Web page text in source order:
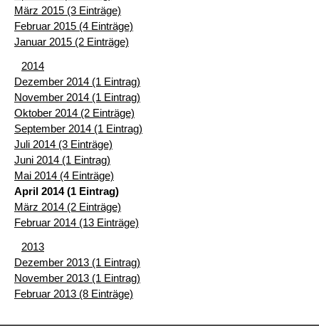
März 2015 (3 Einträge)
Februar 2015 (4 Einträge)
Januar 2015 (2 Einträge)
2014
Dezember 2014 (1 Eintrag)
November 2014 (1 Eintrag)
Oktober 2014 (2 Einträge)
September 2014 (1 Eintrag)
Juli 2014 (3 Einträge)
Juni 2014 (1 Eintrag)
Mai 2014 (4 Einträge)
April 2014 (1 Eintrag)
März 2014 (2 Einträge)
Februar 2014 (13 Einträge)
2013
Dezember 2013 (1 Eintrag)
November 2013 (1 Eintrag)
Februar 2013 (8 Einträge)